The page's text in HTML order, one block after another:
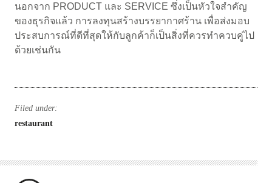
นอกจาก PRODUCT และ SERVICE ซึ่งเป็นหัวใจสำคัญ
ของธุรกิจแล้ว การลงทุนสร้างบรรยากาศร้าน เพื่อส่งมอบ
ประสบการณ์ที่ดีที่สุดให้กับลูกค้าก็เป็นสิ่งที่ควรทำควบคู่ไป
ด้วยเช่นกัน
Filed under:
restaurant